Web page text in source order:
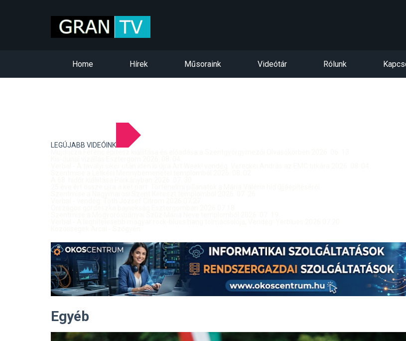
Home Hírek Műsoraink Videótár Rólunk
LEGÚJABB VIDEÓINK
Egyéb